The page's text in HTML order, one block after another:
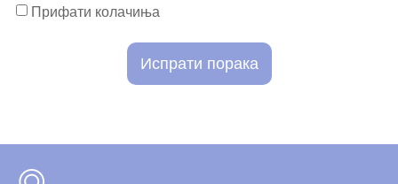
Прифати колачиња
Испрати порака